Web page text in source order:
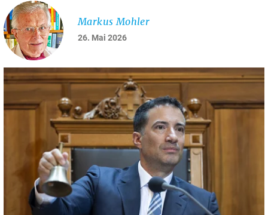
26. Mai 2026
Markus Mohler